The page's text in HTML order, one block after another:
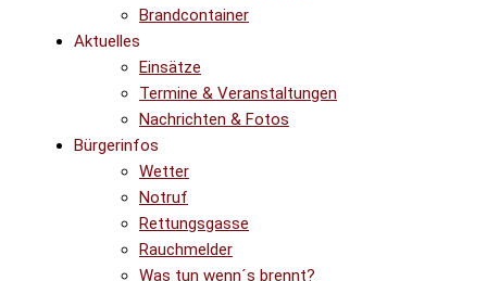
Brandcontainer
Aktuelles
Einsätze
Termine & Veranstaltungen
Nachrichten & Fotos
Bürgerinfos
Wetter
Notruf
Rettungsgasse
Rauchmelder
Was tun wenn´s brennt?